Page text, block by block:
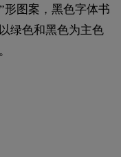
形图案，黑色字体书
绿色和黑色为主色